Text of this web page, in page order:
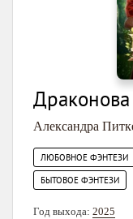
Александра
ЛЮБОВНОЕ ФЭНТЕЗИ
БЫТОВОЕ ФЭНТЕЗИ
Год выхода: 2025